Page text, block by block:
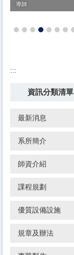
導師
:::
資訊分類清單
最新消息
系所簡介
師資介紹
課程規劃
優質設備設施
規章及辦法